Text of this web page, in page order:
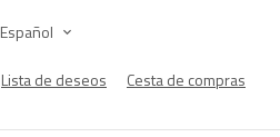
Español
Lista de deseos Cesta de compras